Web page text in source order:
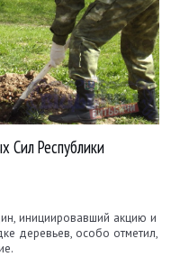
Сил Республики
инициировавший акцию и
деревьев, особо отметил,